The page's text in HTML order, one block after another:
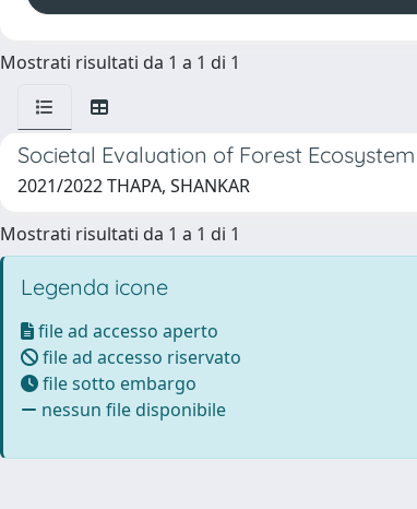
Mostrati risultati da 1 a 1 di 1
Societal Evaluation of Forest
2021/2022 THAPA, SHANKAR
Mostrati risultati da 1 a 1 di 1
Legenda icone
file ad accesso aperto
file ad accesso riservato
file sotto embargo
nessun file disponibile